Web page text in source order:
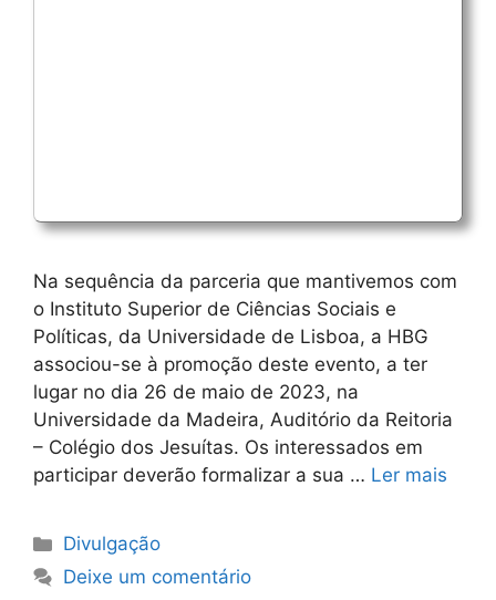
Na sequência da parceria que mantivemos com
o Instituto Superior de Ciências Sociais e
Políticas, da Universidade de Lisboa, a HBG
associou-se à promoção deste evento, a ter
lugar no dia 26 de maio de 2023, na
Universidade da Madeira, Auditório da Reitoria
– Colégio dos Jesuítas. Os interessados em
participar deverão formalizar a sua … Ler mais
Categorias
Divulgação
Deixe um comentário